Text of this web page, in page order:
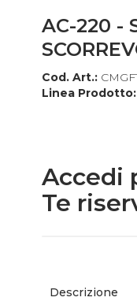
AC-220 -
Cod. Art.:
Linea Prodotto:
Accedi
Te
Descrizione